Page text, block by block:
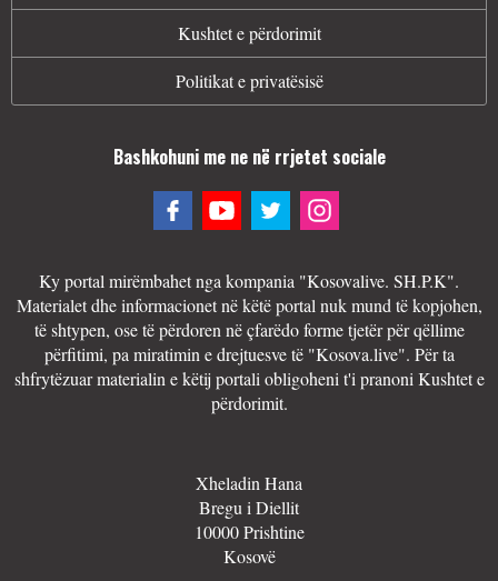
Kushtet e përdorimit
Politikat e privatësisë
Bashkohuni me ne në rrjetet sociale
Ky portal mirëmbahet nga kompania "Kosovalive. SH.P.K".
Materialet dhe informacionet në këtë portal nuk mund të kopjohen,
të shtypen, ose të përdoren në çfarëdo forme tjetër për qëllime
përfitimi, pa miratimin e drejtuesve të "Kosova.live". Për ta
shfrytëzuar materialin e këtij portali obligoheni t'i pranoni Kushtet e
përdorimit.
Xheladin Hana
Bregu i Diellit
10000 Prishtine
Kosovë